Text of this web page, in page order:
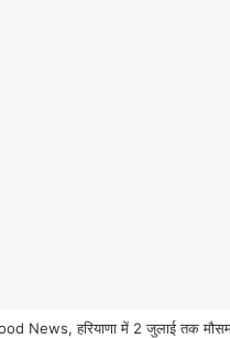
News, हरियाणा में 2 जुलाई तक मौसम